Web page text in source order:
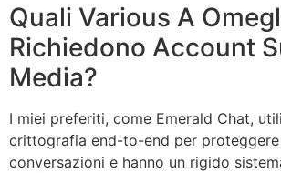
Quali Various A
Richiedono Account
Media?
I miei preferiti, come Emerald Chat,
crittografia end-to-end per
conversazioni e hanno un rigido